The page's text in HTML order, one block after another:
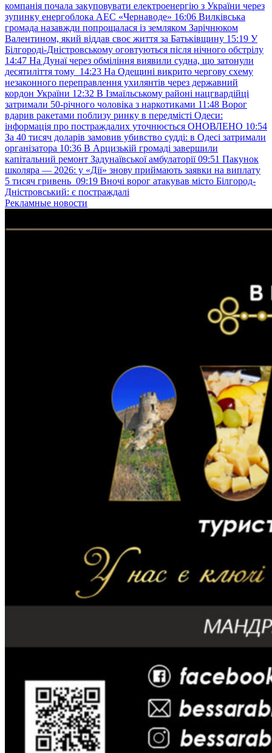
компанія почала закуповувати електроенергію з України через
зупинку енергоблока АЕС «Чернаводе» 16:06 Вилківська
громада назавжди попрощалася із земляком Зарічнюком
Валентином, який віддав своє життя за Батьківщину 15:19 У
Білгороді-Дністровському оговтуються після нічного обстрілу
14:47 На Дунаї через обміління виявили судна, що затонули
десятиліття тому 14:23 На Одещині викрито чергову схему
незаконного переправлення ухилянтів через державний
кордон України 12:32 В Ізмаїльському районі нацгвардійці
затримали 50-річного чоловіка з наркотиками 11:48 Ворог
вдарив ракетами поблизу ринку в передмісті Одеси:
інформація про постраждалих уточнюється ОНОВЛЕНО 10:54
За 40 тисяч доларів замовив убивство судді: в Одесі затримали
організатора 10:36 В Арцизькій громаді завершили
капітальний ремонт Задунаївської амбулаторії 09:51 Пакунок
школяра — 2026: у «Дії» знову приймають заявки на виплату
5 тисяч гривень 09:19 Вночі ворог атакував місто Білгород-
Дністровський: є постраждалі
Рекламные новости